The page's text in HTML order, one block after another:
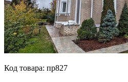
Код товара: пр827